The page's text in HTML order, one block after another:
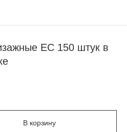
ЕС 150 штук в
В корзину